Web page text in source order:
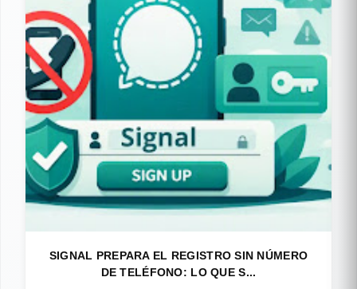
SIGNAL PREPARA EL REGISTRO SIN NÚMERO
DE TELÉFONO: LO QUE S...